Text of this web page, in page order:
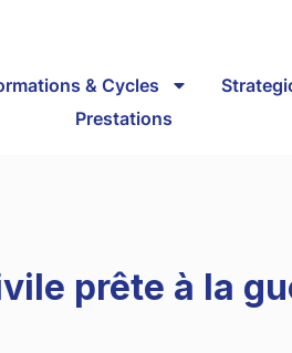
& Cycles
Prestations
prête à la